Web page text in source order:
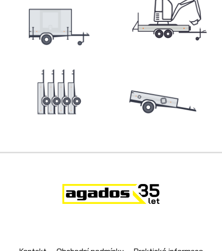
Přepravníky minibagrů